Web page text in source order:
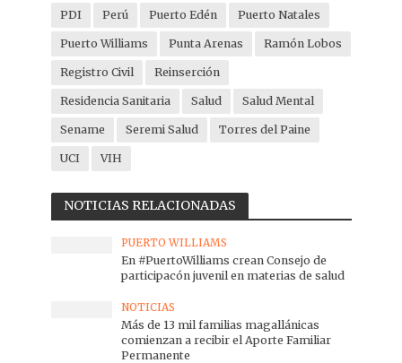
PDI Perú Puerto Edén Puerto Natales
Puerto Williams Punta Arenas Ramón Lobos
Registro Civil Reinserción
Residencia Sanitaria Salud Salud Mental
Sename Seremi Salud Torres del Paine
UCI VIH
NOTICIAS RELACIONADAS
PUERTO WILLIAMS
En #PuertoWilliams crean Consejo de
participacón juvenil en materias de salud
NOTICIAS
Más de 13 mil familias magallánicas
comienzan a recibir el Aporte Familiar
Permanente